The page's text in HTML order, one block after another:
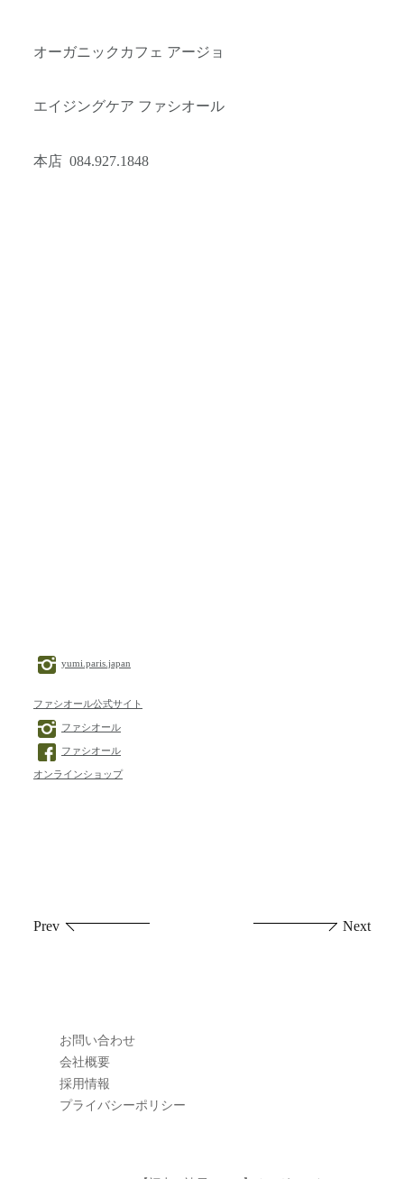
オーガニックカフェ アージョ
エイジングケア ファシオール
本店 084.927.1848
yumi.paris.japan
ファシオール公式サイト
ファシオール
ファシオール
オンラインショップ
Prev Next
お問い合わせ
会社概要
採用情報
プライバシーポリシー